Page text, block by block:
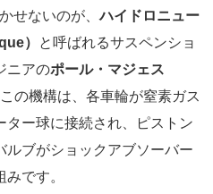
せないのが、ハイドロニュー
）
と呼ばれるサスペンショ
ニアのポール・マジェス
の機構は、各車輪が窒素ガス
ター球に接続され、ピストン
ルブがショックアブソーバー
です。